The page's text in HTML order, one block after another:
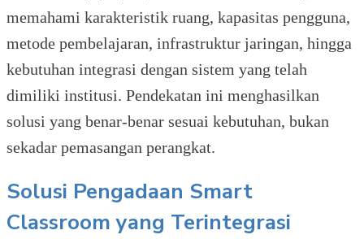
memahami karakteristik ruang, kapasitas pengguna,
metode pembelajaran, infrastruktur jaringan, hingga
kebutuhan integrasi dengan sistem yang telah
dimiliki institusi. Pendekatan ini menghasilkan
solusi yang benar-benar sesuai kebutuhan, bukan
sekadar pemasangan perangkat.
Solusi Pengadaan Smart
Classroom yang Terintegrasi